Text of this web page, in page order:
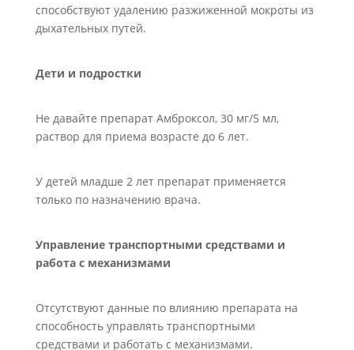
способствуют удалению разжиженной мокроты из
дыхательных путей.
Дети и подростки
Не давайте препарат Амброксол, 30 мг/5 мл,
раствор для приема возрасте до 6 лет.
У детей младше 2 лет препарат применяется
только по назначению врача.
Управление транспортными средствами и
работа с механизмами
Отсутствуют данные по влиянию препарата на
способность управлять транспортными
средствами и работать с механизмами.